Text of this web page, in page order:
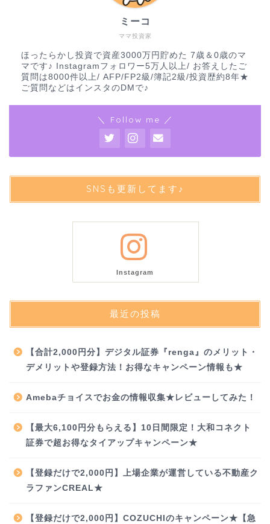
ママ投資家
ミーコ
ほったらかし投資で資産3000万円貯めた 7歳＆0歳のマ
マです♪ Instagramフォロワー5万人以上/ お答えしたご
質問は8000件以上/ AFP/FP2級/簿記2級/投資歴約8年★
ご質問などはインスタのDMで♪
＼ Follow me ／
SNSも更新してます♪
Instagram
最近の投稿
【合計2,000円分】デジタル証券『renga』のメリット・
デメリットや登録方法！お得なキャンペーン情報も★
Amebaチョイスでお金の情報収集★レビューしてみた！
【最大6,100円分もらえる】10日間限定！大和コネクト
証券で超お得なタイアップキャンペーン★
【登録だけで2,000円】上場企業が運営している不動産ク
ラファンCREAL★
【登録だけで2,000円】COZUCHIのキャンペーン★【急